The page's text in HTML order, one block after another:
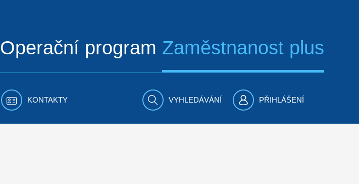
Operační program Zaměstnanost plus
KONTAKTY VYHLEDÁVÁNÍ PŘIHLÁŠENÍ